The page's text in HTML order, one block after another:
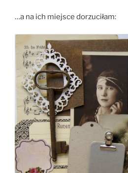
…a na ich miejsce dorzuciłam: